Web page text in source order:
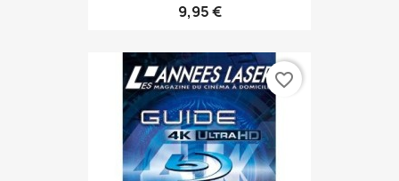
9,95 €
favorite_border